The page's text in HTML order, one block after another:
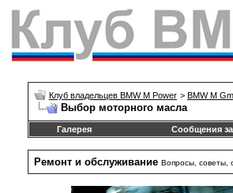
Клуб владельцев BMW M Power > BMW M
Выбор моторного масла
Галерея Сообщения
Ремонт и обслуживание Вопросы, советы,